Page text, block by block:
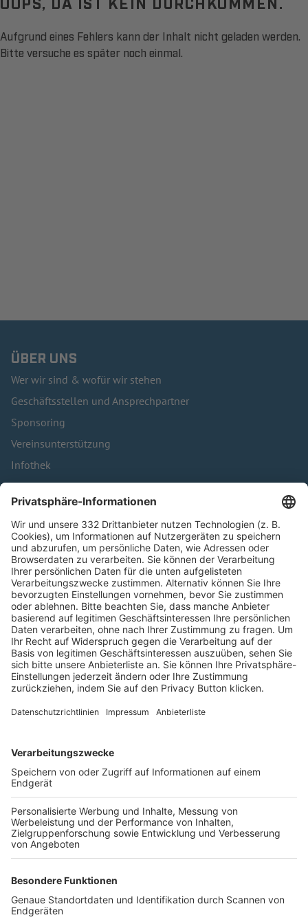
Aufgrund eines Fehlers kann der Inhalt nicht geladen werden.
Bitte versuche es später noch einmal.
ÜBER UNS
Wer wir sind & wofür wir stehen
Geschäftsstellen und Ansprechpartner
Sponsoring
Vereinsunterstützung
Infothek
Kontakt
HÄUFIG BESUCHTE SEITEN
Pässe und Vereinswechsel
Trainerausbildung
Schulungsangebot Vereinsmitarbeiter
BFV-Geschäftsstellen
Trainerbörse
Login SpielPlus
FOLGE DEM BFV
TOP-VEREINE
TOP-PARTNER